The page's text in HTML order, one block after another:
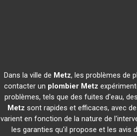
Dans la ville de Metz, les problèmes de
contacter un plombier Metz
problèmes, tels que des fuites d'eau,
Metz sont rapides et efficaces, avec
varient en fonction de la nature de
les garanties qu'il propose et les avis